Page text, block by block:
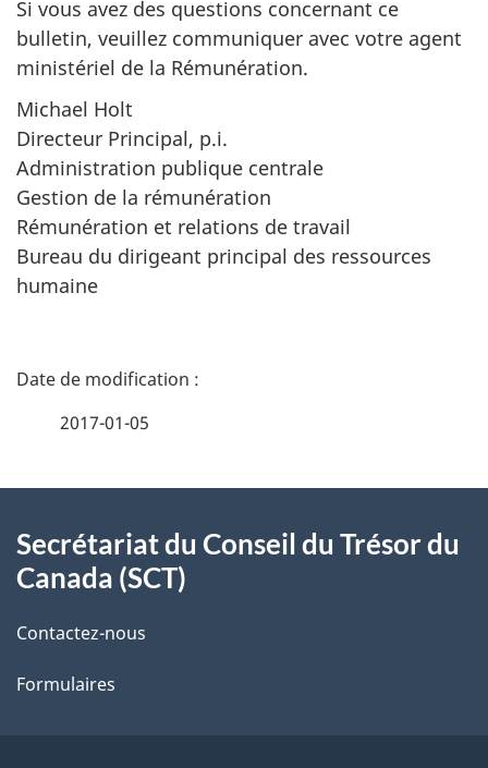
Si vous avez des questions concernant ce
bulletin, veuillez communiquer avec votre agent
ministériel de la Rémunération.
Michael Holt
Directeur Principal, p.i.
Administration publique centrale
Gestion de la rémunération
Rémunération et relations de travail
Bureau du dirigeant principal des ressources
humaine
D
i
s
d
2017-01-05
propos
de
ce
site
Secrétariat du Conseil du Trésor du
Canada (SCT)
Contactez-nous
Formulaires